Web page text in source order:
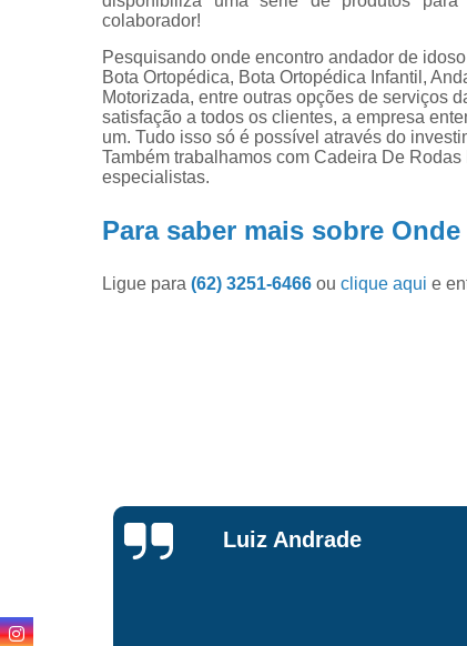
colaborador!
Pesquisando onde encontro andador de
Bota Ortopédica, Bota Ortopédica Infantil,
Motorizada, entre outras opções de serviços
satisfação a todos os clientes, a empresa
um. Tudo isso só é possível através do
Também trabalhamos com Cadeira De
especialistas.
Para saber mais sobre
Ligue para (62) 3251-6466 ou clique aqui e
Aparecida